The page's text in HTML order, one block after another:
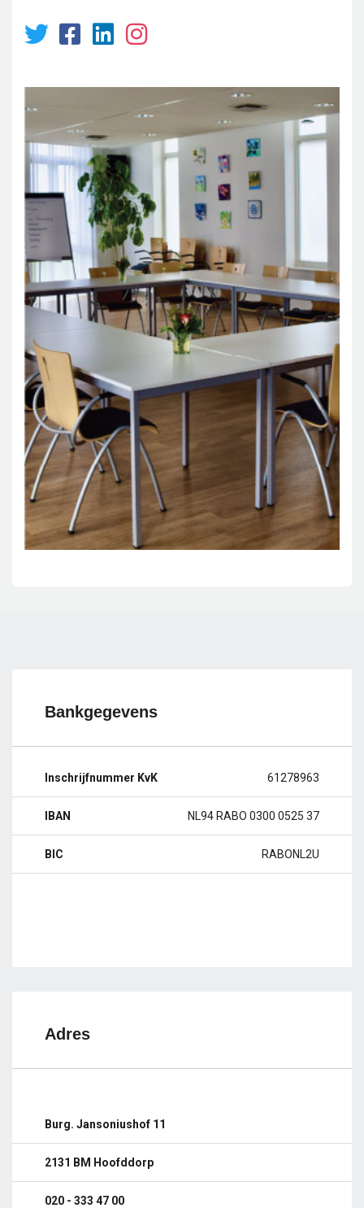
Bankgegevens
Inschrijfnummer KvK 61278963
IBAN NL94 RABO 0300 0525 37
BIC RABONL2U
Adres
Burg. Jansoniushof 11
2131 BM Hoofddorp
020 - 333 47 00